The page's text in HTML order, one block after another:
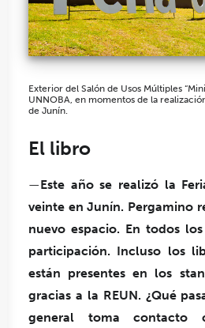
Exterior del Salón de Usos Múltiples
UNNOBA, en momentos de la
de Junín.
El libro
—Este año se realizó la
veinte en Junín. Pergamino
nuevo espacio. En todos
participación. Incluso los
están presentes en los
gracias a la REUN. ¿Qué
general toma contacto